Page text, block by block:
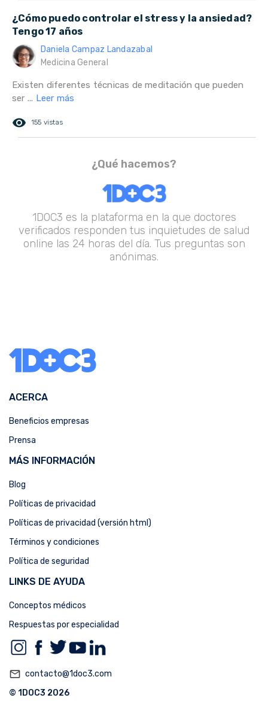
¿Cómo puedo controlar el stress y la ansiedad?
Tengo 17 años
Daniela Campaz Landazabal
Medicina General
Existen diferentes técnicas de meditación que pueden
ser ... Leer más
remove_red_eye 155 vistas
¿Qué hacemos?
1DOC3 es la plataforma en la que doctores
verificados responden tus inquietudes de salud
online las 24 horas del día. Tus preguntas son
anónimas.
ACERCA
Beneficios empresas
Prensa
MÁS INFORMACIÓN
Blog
Políticas de privacidad
Políticas de privacidad (versión html)
Términos y condiciones
Política de seguridad
LINKS DE AYUDA
Conceptos médicos
Respuestas por especialidad
mail_outline contacto@1doc3.com
© 1DOC3 2026